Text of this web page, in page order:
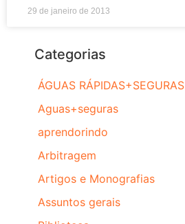
29 de janeiro de 2013
Categorias
ÁGUAS RÁPIDAS+SEGURAS
Aguas+seguras
aprendorindo
Arbitragem
Artigos e Monografias
Assuntos gerais